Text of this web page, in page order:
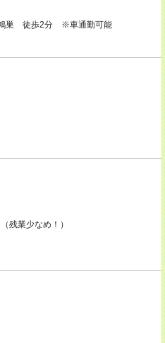
徒歩2分 ※車通勤可能
残業少なめ！）